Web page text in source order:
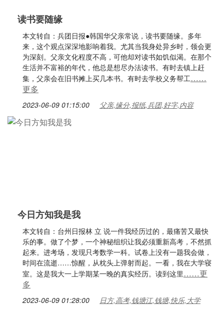
读书要随缘
本文转自：兵团日报●韩国华父亲常说，读书要随缘。多年
来，这个观点深深地影响着我。尤其当我身处异乡时，领会更
为深刻。父亲文化程度不高，可他却对读书如饥似渴。在那个
生活并不富裕的年代，他总是想尽办法读书。有时去镇上赶
集，父亲会在旧书摊上买几本书。有时去学校义务帮工……
更多
2023-06-09 01:15:00 父亲,缘分,报纸,兵团,好字,内容
今日方知我是我
本文转自：台州日报林 立 说一件我经历过的，最痛苦又最快
乐的事。做了个梦，一个神秘组织让我必须重新高考，不然抓
起来。进考场，发现只考数学一科。试卷上没有一题我会做，
时间在流逝……惊醒，从枕头上弹射而起。一看，我在大学寝
室。这是我大一上学期某一晚的真实经历。读到这里……更
多
2023-06-09 01:28:00 日方,高考,钱塘江,钱塘,快乐,大学